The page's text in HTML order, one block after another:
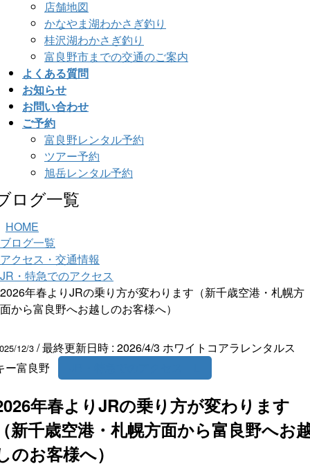
店舗地図
かなやま湖わかさぎ釣り
桂沢湖わかさぎ釣り
富良野市までの交通のご案内
よくある質問
お知らせ
お問い合わせ
ご予約
富良野レンタル予約
ツアー予約
旭岳レンタル予約
ログ一覧
HOME
ブログ一覧
アクセス・交通情報
JR・特急でのアクセス
2026年春よりJRの乗り方が変わります（新千歳空港・札幌方
面から富良野へお越しのお客様へ）
12/3 / 最終更新日時 : 2026/4/3 ホワイトコアラレンタルス
ー富良野
年春よりJRの乗り方が変わります
新千歳空港・札幌方面から富良野へお
のお客様へ）